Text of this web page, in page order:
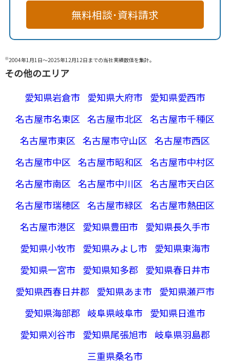
無料相談･資料請求
※2004年1月1日～2025年12月12日までの当社実績数値を集計。
その他のエリア
愛知県岩倉市
愛知県大府市
愛知県愛西市
名古屋市名東区 名古屋市北区 名古屋市千種区
名古屋市東区 名古屋市守山区 名古屋市西区
名古屋市中区 名古屋市昭和区 名古屋市中村区
名古屋市南区 名古屋市中川区 名古屋市天白区
名古屋市瑞穂区 名古屋市緑区 名古屋市熱田区
名古屋市港区
愛知県豊田市
愛知県長久手市
愛知県小牧市
愛知県みよし市
愛知県東海市
愛知県一宮市
愛知県知多郡
愛知県春日井市
愛知県西春日井郡
愛知県あま市
愛知県瀬戸市
愛知県海部郡
岐阜県岐阜市
愛知県日進市
愛知県刈谷市
愛知県尾張旭市
岐阜県羽島郡
三重県桑名市